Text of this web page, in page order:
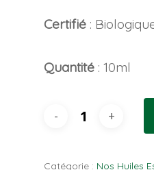
Certifié :
Quantité : 10ml
Catégorie : Nos Huiles